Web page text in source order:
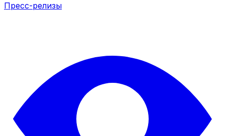
Пресс-релизы